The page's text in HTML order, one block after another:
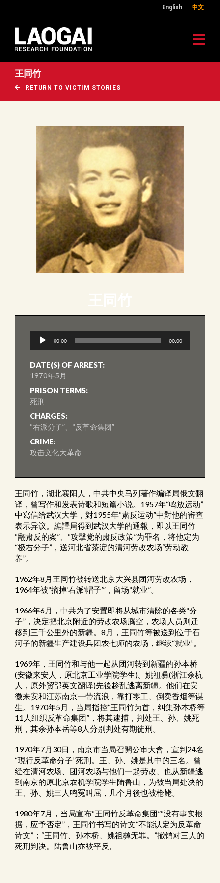
English 中文
王同竹
RETURN TO VICTIM STORIES
放
器
00:00 00:00
DATE(S) OF ARREST:
1970年5月
PRISON TERMS:
死刑
CHARGES:
“右派分子”、“反革命集团”
CRIME:
攻击文化大革命
王同竹，湖北襄阳人，中共中央马列著作编译局俄文翻
译，曾写作和发表诗歌和短篇小说。1957年“鸣放运动”
中寫信给武汉大学，對1955年“肃反运动”中對他的審查
表示异议。編譯局得到武汉大学的通報，即以王同竹
“翻肃反的案”、“攻擊党的肃反政策”为罪名，将他定为
“极右分子”，送河北省茶淀的清河劳改农场“劳动教
养”。
1962年8月王同竹被转送北京大兴县团河劳改农场，
1964年被“摘掉‘右派’帽子’”，留场“就业”。
1966年6月，中共为了安置即将从城市清除的各类“分
子”，决定把北京附近的劳改农场腾空，农场人员则迁
移到三千公里外的新疆。8月，王同竹等被送到位于石
河子的新疆生产建设兵团农七师的农场，继续“就业”。
1969年，王同竹和与他一起从团河转到新疆的孙本桥
(安徽来安人，原北京工业学院学生)、姚祖彝(浙江余杭
人，原外贸部英文翻译)先後趁乱逃离新疆。他们在安
徽来安和江苏南京一带流浪，靠打零工、倒卖香烟等谋
生。1970年5月，当局指控“王同竹为首，纠集孙本桥等
11人组织反革命集团”，将其逮捕，判处王、孙、姚死
刑，其余孙本岳等8人分别判处有期徒刑。
1970年7月30日，南京市当局召開公审大會，宣判24名
“現行反革命分子”死刑。王、孙、姚是其中的三名。曾
经在清河农场、团河农场与他们一起劳改、也从新疆逃
到南京的原北京农机学院学生陆鲁山，为被当局处决的
王、孙、姚三人鸣冤叫屈，几个月後也被枪毙。
1980年7月，当局宣布“王同竹反革命集团”“没有事实根
据，应予否定”，王同竹书写的诗文“不能认定为反革命
诗文”；“王同竹、孙本桥、姚祖彝无罪。”撤销对三人的
死刑判决。陆鲁山亦被平反。